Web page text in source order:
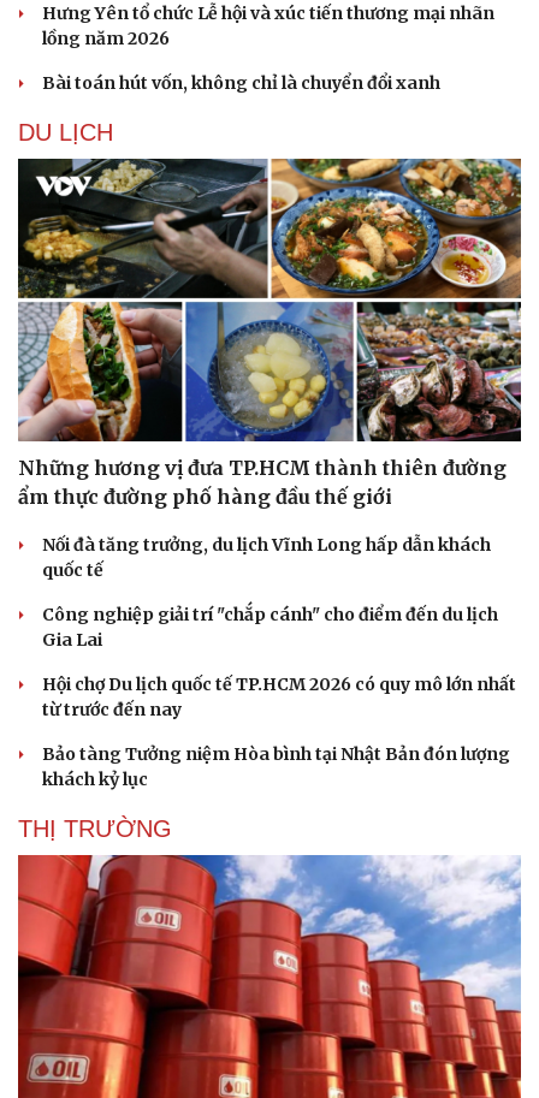
Nam khoa
Làm đẹp - giảm cân
Phòng mạch online
Ăn sạch sống khỏe
Hưng Yên tổ chức Lễ hội và xúc tiến thương mại nhãn
lồng năm 2026
Bài toán hút vốn, không chỉ là chuyển đổi xanh
DU LỊCH
Những hương vị đưa TP.HCM thành thiên đường
ẩm thực đường phố hàng đầu thế giới
Nối đà tăng trưởng, du lịch Vĩnh Long hấp dẫn khách
quốc tế
Công nghiệp giải trí "chắp cánh" cho điểm đến du lịch
Gia Lai
Hội chợ Du lịch quốc tế TP.HCM 2026 có quy mô lớn nhất
từ trước đến nay
Bảo tàng Tưởng niệm Hòa bình tại Nhật Bản đón lượng
khách kỷ lục
THỊ TRƯỜNG